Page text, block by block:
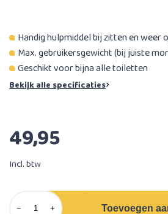
Handig hulpmiddel bij zitten en weer
Max. gebruikersgewicht (bij juiste
Geschikt voor bijna alle toiletten
Bekijk alle specificaties
49,95
Incl. btw
− + Toevoegen